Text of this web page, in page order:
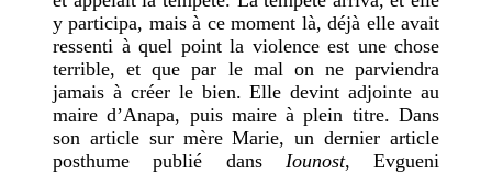
y participa, mais à ce moment là, déjà elle avait
ressenti à quel point la violence est une chose
terrible, et que par le mal on ne parviendra
jamais à créer le bien. Elle devint adjointe au
maire d’Anapa, puis maire à plein titre. Dans
son article sur mère Marie, un dernier article
posthume publié dans Iounost, Evgueni